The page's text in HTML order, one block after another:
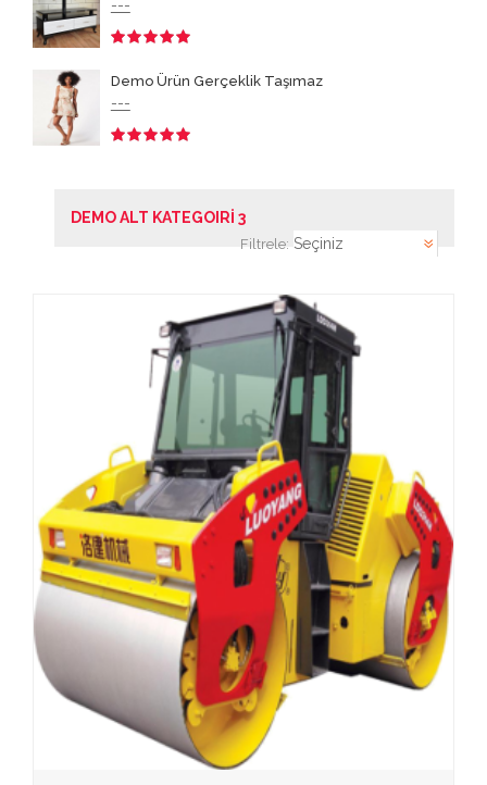
---
Demo Ürün Gerçeklik Taşımaz
---
DEMO ALT KATEGOIRİ 3
Filtrele: